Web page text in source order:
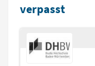
verpasst